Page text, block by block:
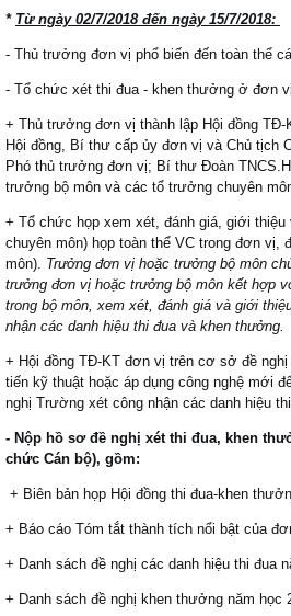
* Từ ngày 02/7/2018 đến ngày 15/7/2018:
- Thủ trưởng đơn vị phổ biến đến toàn thể
- Tổ chức xét thi đua - khen thưởng ở đơn
+ Thủ trưởng đơn vị thành lập Hội đồng
Hội đồng, Bí thư cấp ủy đơn vị và Chủ tịch
Phó thủ trưởng đơn vị; Bí thư Đoàn
trưởng bộ môn và các tổ trưởng chuyên
+ Tổ chức họp xem xét, đánh giá, giới
chuyên môn) họp toàn thể VC trong đơn vị,
môn). Trưởng đơn vị hoặc trưởng bộ môn
trưởng đơn vị hoặc trưởng bộ môn kết hợp
trong bộ môn, xem xét, đánh giá và giới
nhận các danh hiệu thi đua và khen thưởng.
+ Hội đồng TĐ-KT đơn vị trên cơ sở đề
tiến kỹ thuật hoặc áp dụng công nghệ mới
nghị Trường xét công nhận các danh hiệu
- Nộp hồ sơ đề nghị xét thi đua, khen
chức Cán bộ), gồm:
+ Biên bản họp Hội đồng thi đua-khen
+ Báo cáo Tóm tắt thành tích nổi bật của
+ Danh sách đề nghị các danh hiệu thi đua
+ Danh sách đề nghị khen thưởng năm